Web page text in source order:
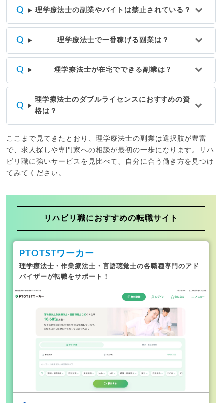
理学療法士の副業やバイトは禁止されている？
理学療法士で一番稼げる副業は？
理学療法士が在宅でできる副業は？
理学療法士のダブルライセンスにおすすめの資
格は？
ここまで見てきたとおり、理学療法士の副業は選択肢が豊富
で、求人探しや専門家への相談が最初の一歩になります。リハ
ビリ職に強いサービスを見比べて、自分に合う働き方を見つけ
てみてください。
リハビリ職におすすめの転職サイト
PTOTSTワーカー
理学療法士・作業療法士・言語聴覚士の各職種専門のアド
バイザーが転職をサポート！